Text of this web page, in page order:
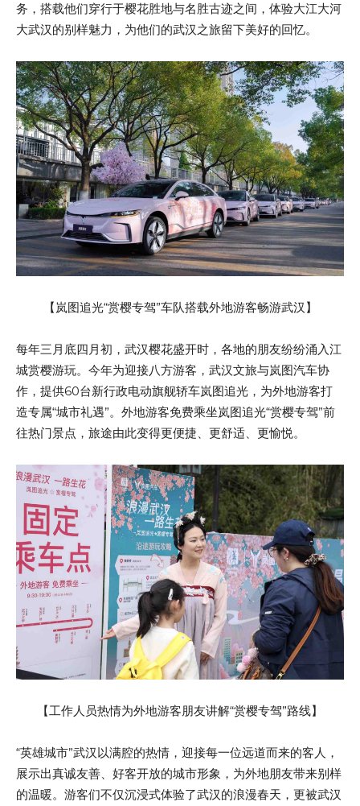
务，搭载他们穿行于樱花胜地与名胜古迹之间，体验大江大河
大武汉的别样魅力，为他们的武汉之旅留下美好的回忆。
【岚图追光“赏樱专驾”车队搭载外地游客畅游武汉】
每年三月底四月初，武汉樱花盛开时，各地的朋友纷纷涌入江
城赏樱游玩。今年为迎接八方游客，武汉文旅与岚图汽车协
作，提供60台新行政电动旗舰轿车岚图追光，为外地游客打
造专属“城市礼遇”。外地游客免费乘坐岚图追光“赏樱专驾”前
往热门景点，旅途由此变得更便捷、更舒适、更愉悦。
【工作人员热情为外地游客朋友讲解“赏樱专驾”路线】
“英雄城市”武汉以满腔的热情，迎接每一位远道而来的客人，
展示出真诚友善、好客开放的城市形象，为外地朋友带来别样
的温暖。游客们不仅沉浸式体验了武汉的浪漫春天，更被武汉